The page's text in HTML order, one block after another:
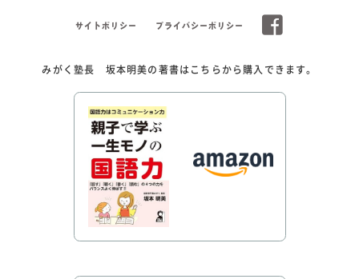
サイトポリシー プライバシーポリシー
みがく塾長 坂本明美の著書はこちらから購入できます。